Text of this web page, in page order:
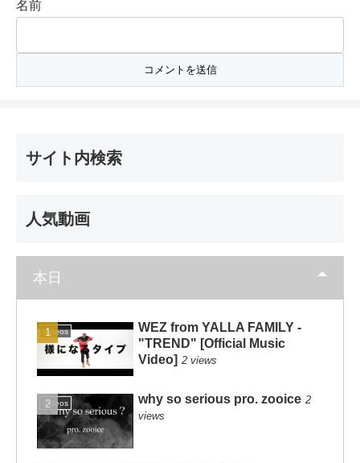
名前
サイト内検索
人気動画
本日
Videos
WEZ from YALLA FAMILY -
"TREND" [Official Music
Video] 2 views
Videos why so serious pro. zooice 2
views